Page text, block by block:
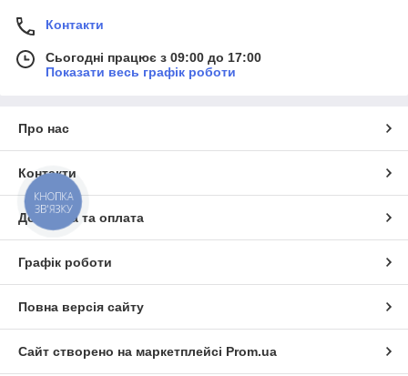
Контакти
Сьогодні працює з 09:00 до 17:00
Показати весь графік роботи
Про нас
Контакти
Доставка та оплата
Графік роботи
Повна версія сайту
Сайт створено на маркетплейсі Prom.ua
КНОПКА
ЗВ'ЯЗКУ